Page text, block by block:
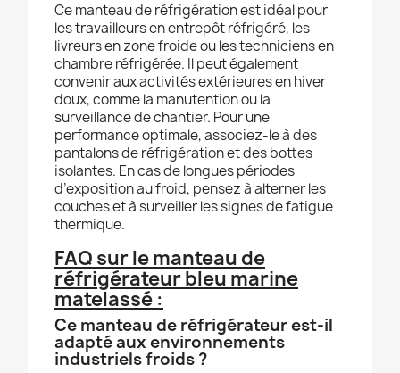
Ce manteau de réfrigération est idéal pour
les travailleurs en entrepôt réfrigéré, les
livreurs en zone froide ou les techniciens en
chambre réfrigérée. Il peut également
convenir aux activités extérieures en hiver
doux, comme la manutention ou la
surveillance de chantier. Pour une
performance optimale, associez-le à des
pantalons de réfrigération et des bottes
isolantes. En cas de longues périodes
d’exposition au froid, pensez à alterner les
couches et à surveiller les signes de fatigue
thermique.
FAQ sur le manteau de
réfrigérateur bleu marine
matelassé :
Ce manteau de réfrigérateur est-il
adapté aux environnements
industriels froids ?